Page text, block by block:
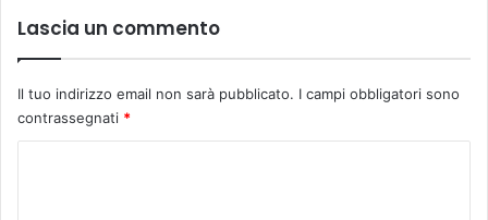
N
z
n
e
r
Lascia un commento
Il tuo indirizzo email non sarà pubblicato. I campi obbligatori sono
contrassegnati *